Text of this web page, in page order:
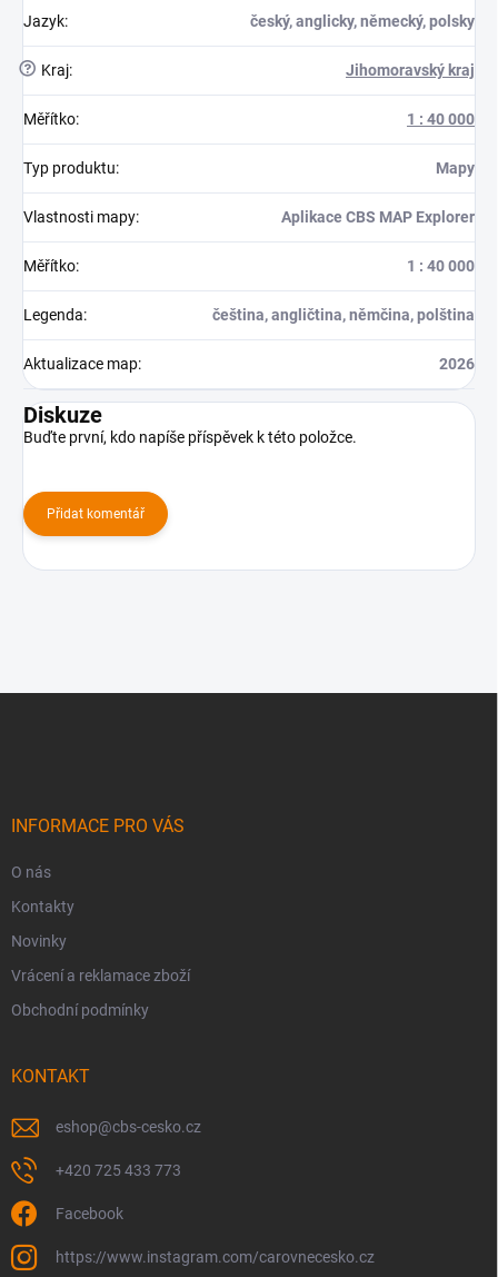
Jazyk: český, anglicky, německý, polsky
? Kraj: Jihomoravský kraj
Měřítko: 1 : 40 000
Typ produktu: Mapy
Vlastnosti mapy: Aplikace CBS MAP Explorer
Měřítko: 1 : 40 000
Legenda: čeština, angličtina, němčina, polština
Aktualizace map: 2026
Diskuze
Buďte první, kdo napíše příspěvek k této položce.
Přidat komentář
INFORMACE PRO VÁS
O nás
Kontakty
Novinky
Vrácení a reklamace zboží
Obchodní podmínky
KONTAKT
eshop@cbs-cesko.cz
+420 725 433 773
Facebook
https://www.instagram.com/carovnecesko.cz